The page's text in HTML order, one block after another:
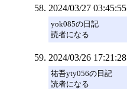
2024/03/27 03:45:55
yok085の日記
読者になる
2024/03/26 17:21:28
祐吾yty056の日記
読者になる